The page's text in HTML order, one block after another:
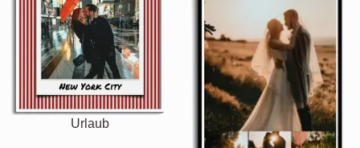
Urlaub